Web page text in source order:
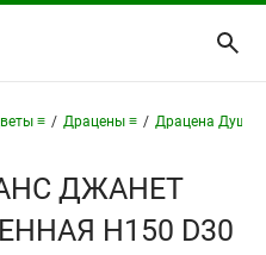
≡ / Драцены ≡ / Драцена
ДЖАНЕТ
H150 D30